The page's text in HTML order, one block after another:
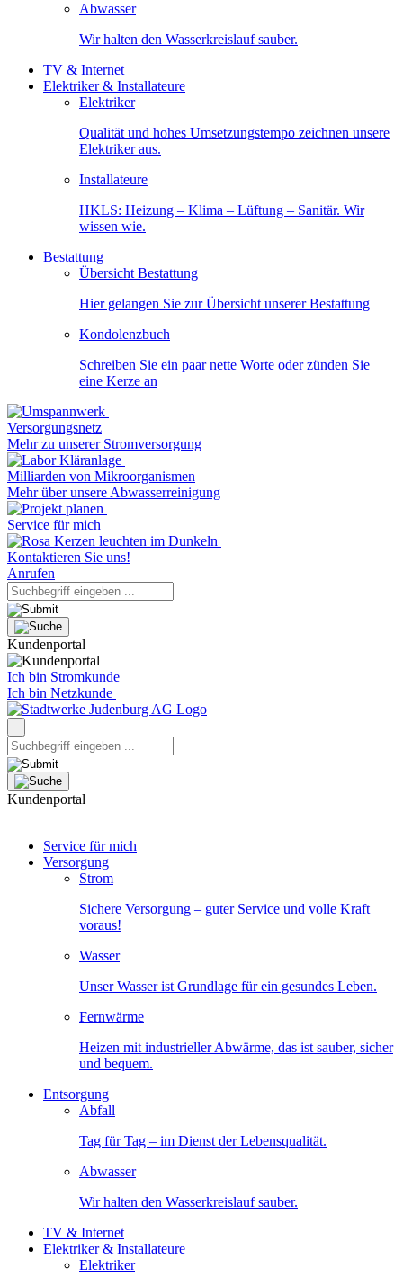
Abwasser
Wir halten den Wasserkreislauf sauber.
TV & Internet
Elektriker & Installateure
Elektriker
Qualität und hohes Umsetzungstempo zeichnen unsere
Elektriker aus.
Installateure
HKLS: Heizung – Klima – Lüftung – Sanitär. Wir
wissen wie.
Bestattung
Übersicht Bestattung
Hier gelangen Sie zur Übersicht unserer Bestattung
Kondolenzbuch
Schreiben Sie ein paar nette Worte oder zünden Sie
eine Kerze an
Versorgungsnetz
Mehr zu unserer Stromversorgung
Milliarden von Mikroorganismen
Mehr über unsere Abwasserreinigung
Service für mich
Kontaktieren Sie uns!
Anrufen
Kundenportal
Ich bin Stromkunde
Ich bin Netzkunde
Kundenportal
Service für mich
Versorgung
Strom
Sichere Versorgung – guter Service und volle Kraft
voraus!
Wasser
Unser Wasser ist Grundlage für ein gesundes Leben.
Fernwärme
Heizen mit industrieller Abwärme, das ist sauber, sicher
und bequem.
Entsorgung
Abfall
Tag für Tag – im Dienst der Lebensqualität.
Abwasser
Wir halten den Wasserkreislauf sauber.
TV & Internet
Elektriker & Installateure
Elektriker